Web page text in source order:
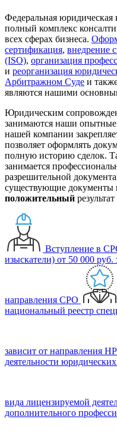
Федеральная
полный комплекс
всех сферах бизнеса.
сертификация, внедрение
(ISO), организация
и реорганизация
Арбитражном Суде и
являются нашими
Юридическим
занимаются наши
нашей компании
позволяет оформлять
полную историю сделок.
занимается
разрешительной
существующие документы
положительный
Вступление в
изыскатели) от 50 000 руб.
направления СРО
национальный реестр
зависит от направления
деятельности
вида лицензируемой
дополнительного